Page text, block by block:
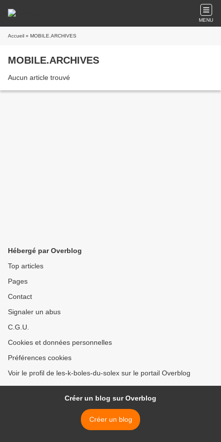
MENU
Accueil » MOBILE.ARCHIVES
MOBILE.ARCHIVES
Aucun article trouvé
Hébergé par Overblog
Top articles
Pages
Contact
Signaler un abus
C.G.U.
Cookies et données personnelles
Préférences cookies
Voir le profil de les-k-boles-du-solex sur le portail Overblog
Créer un blog sur Overblog
Créer un blog